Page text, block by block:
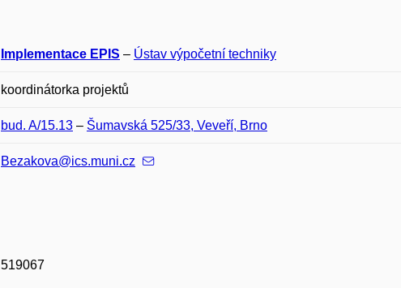
Implementace EPIS – Ústav výpočetní techniky
koordinátorka projektů
bud. A/15.13 – Šumavská 525/33, Veveří, Brno
Bezakova@ics.muni.cz
519067